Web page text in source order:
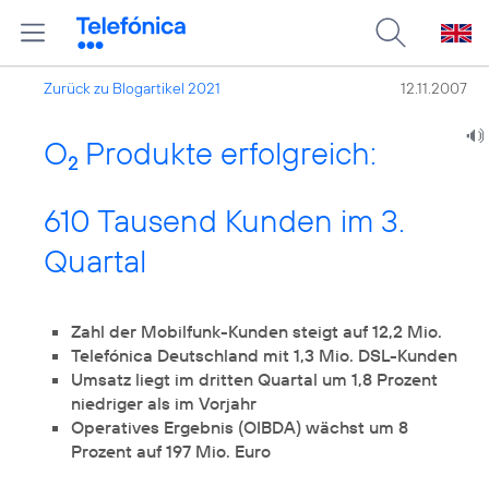
Zurück zu Blogartikel 2021 12.11.2007
O2 Produkte erfolgreich:
610 Tausend Kunden im 3.
Quartal
Zahl der Mobilfunk-Kunden steigt auf 12,2 Mio.
Telefónica Deutschland mit 1,3 Mio. DSL-Kunden
Umsatz liegt im dritten Quartal um 1,8 Prozent
niedriger als im Vorjahr
Operatives Ergebnis (OIBDA) wächst um 8
Prozent auf 197 Mio. Euro